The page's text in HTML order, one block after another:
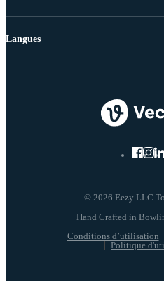
© 2026 Eezy LLC
Conditions d’utilisation
Politique
Langues